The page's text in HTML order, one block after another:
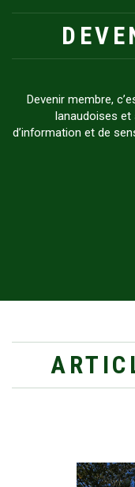
Devenir membre,
lanaudoises et
d’information et de